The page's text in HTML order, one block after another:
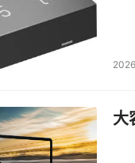
课程中，
首次加入“天
引入天猫精灵IoT技
Wi-Fi实战经验及案例
获得了ST提供的专
处理器生态系统更适
见在做了仔细研究
大